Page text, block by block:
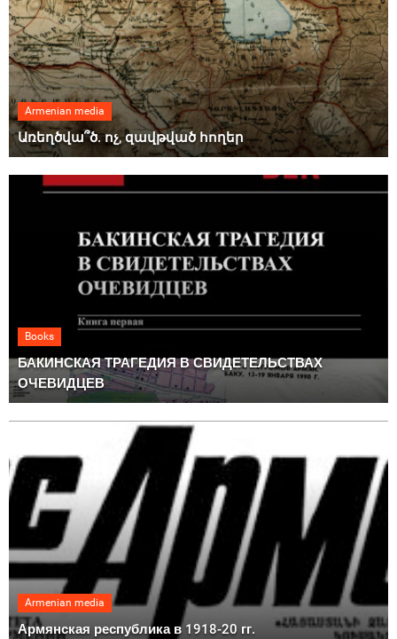
Armenian media
Առեղծվա՞ծ. ոչ, զավթված հողեր
Books
БАКИНСКАЯ ТРАГЕДИЯ В СВИДЕТЕЛЬСТВАХ
ОЧЕВИДЦЕВ
Armenian media
Армянская республика в 1918-20 гг.